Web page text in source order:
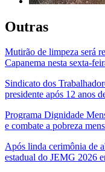
Outras
Mutirão de limpeza será
Capanema nesta sexta-
Sindicato dos
presidente após 12 anos
Programa Dignidade
e combate a pobreza
Após linda cerimônia de
estadual do JEMG 2026